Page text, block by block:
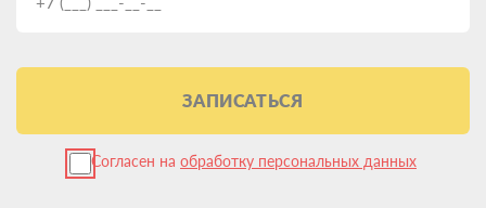
ЗАПИСАТЬСЯ
Согласен на обработку персональных данных